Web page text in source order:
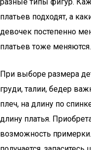
платьев подходят, а
девочек постепенно
платьев тоже меняются.
При выборе размера
груди, талии, бедер
плеч, на длину по
длину платья.
возможность